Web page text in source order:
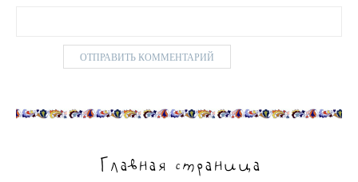
Главная страница